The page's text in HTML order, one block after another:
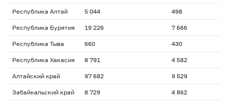
Республика Алтай 5 044 498
Республика Бурятия 19 226 7 666
Республика Тыва 660 430
Республика Хакасия 8 791 4 582
Алтайский край 97 682 9 529
Забайкальский край 8 729 4 862